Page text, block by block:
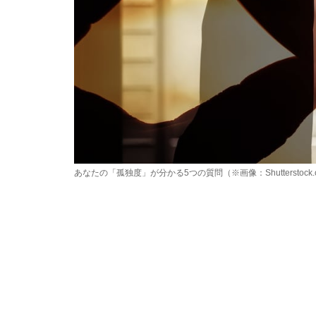
あなたの「孤独度」が分かる5つの質問（※画像：